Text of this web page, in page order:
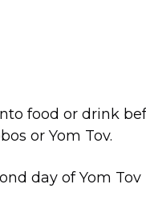
food or drink
or Yom Tov.
day of Yom